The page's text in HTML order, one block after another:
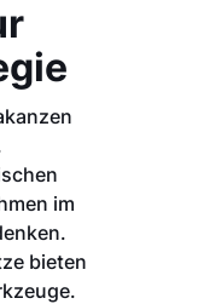
im
bieten